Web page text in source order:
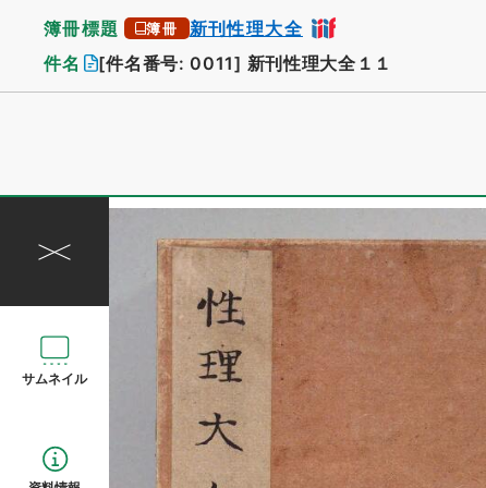
簿冊標題 簿冊 新刊性理大全
件名 [件名番号: 0011] 新刊性理大全１１
サムネイル